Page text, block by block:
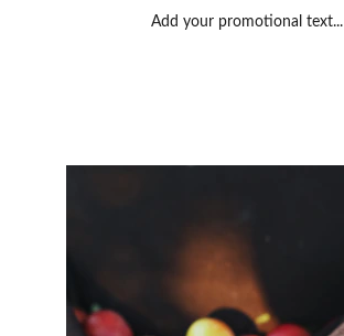
Add your promotional text...